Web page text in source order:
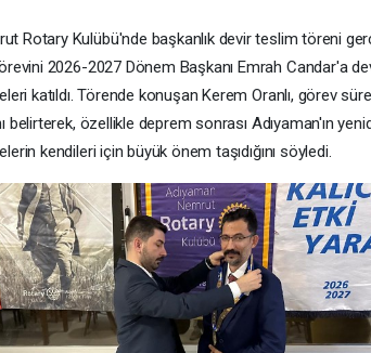
Rotary Kulübü'nde başkanlık devir teslim töreni
2026-2027 Dönem Başkanı Emrah Candar'a
katıldı. Törende konuşan Kerem Oranlı, görev
belirterek, özellikle deprem sonrası Adıyaman'ın
kendileri için büyük önem taşıdığını söyledi.